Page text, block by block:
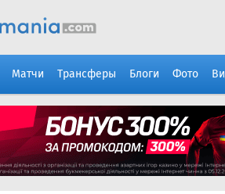
Матчи Трансферы Блоги Фото